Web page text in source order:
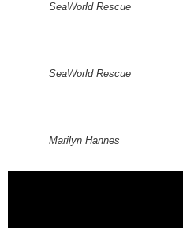
SeaWorld Rescue
SeaWorld Rescue
Marilyn Hannes